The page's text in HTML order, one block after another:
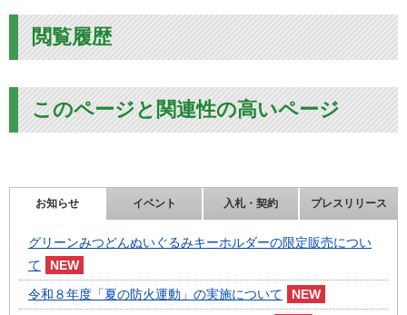
閲覧履歴
このページと関連性の高いページ
お知らせ イベント 入札・契約 プレスリリース
グリーンみつどんぬいぐるみキーホルダーの限定販売につい
て
令和８年度「夏の防火運動」の実施について